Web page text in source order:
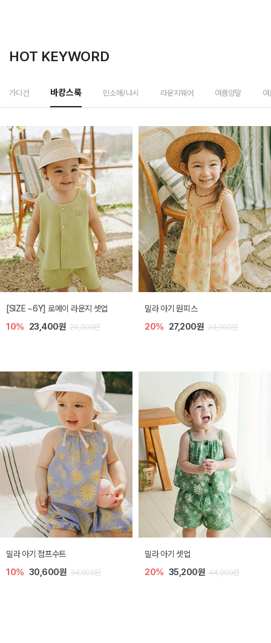
HOT KEYWORD
가디건 바캉스룩 민소매/나시 라운지웨어 여름양말
엘리오 아기 블라우스
20% 21,600원 27,000원
엘로디 니트 아기 뷔스티에
20% 21,600원 27,000원
토닉 아기 민소매 티셔츠
20% 11,200원 14,000원
베티 니트 아기 민소매 티셔츠
10% 24,300원 27,000원